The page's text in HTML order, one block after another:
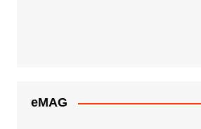
eMAG